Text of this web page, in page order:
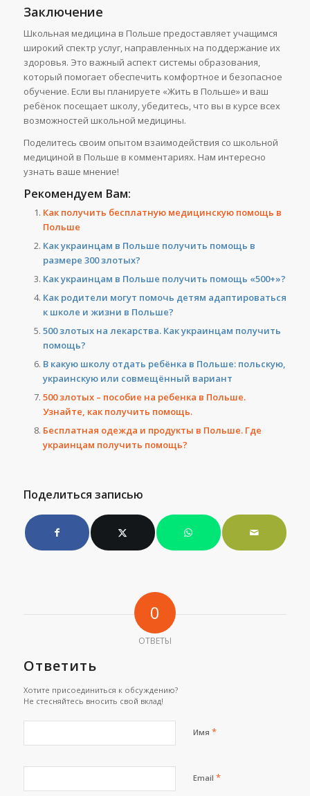
Заключение
Школьная медицина в Польше предоставляет учащимся
широкий спектр услуг, направленных на поддержание их
здоровья. Это важный аспект системы образования,
который помогает обеспечить комфортное и безопасное
обучение. Если вы планируете «Жить в Польше» и ваш
ребёнок посещает школу, убедитесь, что вы в курсе всех
возможностей школьной медицины.
Поделитесь своим опытом взаимодействия со школьной
медициной в Польше в комментариях. Нам интересно
узнать ваше мнение!
Рекомендуем Вам:
Как получить бесплатную медицинскую помощь в
Польше
Как украинцам в Польше получить помощь в
размере 300 злотых?
Как украинцам в Польше получить помощь «500+»?
Как родители могут помочь детям адаптироваться
к школе и жизни в Польше?
500 злотых на лекарства. Как украинцам получить
помощь?
В какую школу отдать ребёнка в Польше: польскую,
украинскую или совмещённый вариант
500 злотых – пособие на ребенка в Польше.
Узнайте, как получить помощь.
Бесплатная одежда и продукты в Польше. Где
украинцам получить помощь?
Поделиться записью
0
ОТВЕТЫ
Ответить
Хотите присоединиться к обсуждению?
Не стесняйтесь вносить свой вклад!
Имя *
Email *